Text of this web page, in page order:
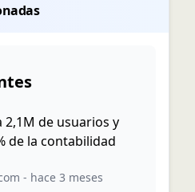
2,1M de usuarios y
de la contabilidad
- hace 3 meses